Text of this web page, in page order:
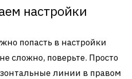
настройки
попасть в настройки
сложно, поверьте. Просто
линии в правом